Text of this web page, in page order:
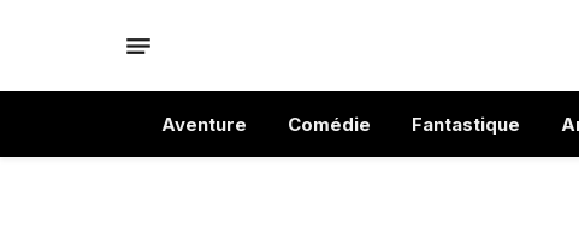
Aventure Comédie Fantastique